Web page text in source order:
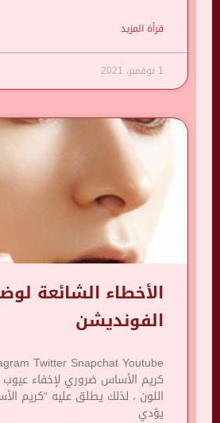
قرأة المزيد
1 نوفمبر، 2021
الأخطاء الشائعة
الفونديشن
كريم الأساس ضروري لإخفاء عيوب
اللون ، لذلك يطلق عليه “كريم
يؤدي